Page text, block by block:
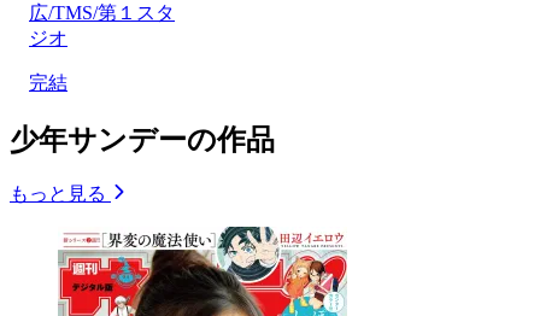
広/TMS/第１スタ
ジオ
完結
少年サンデーの作品
もっと見る